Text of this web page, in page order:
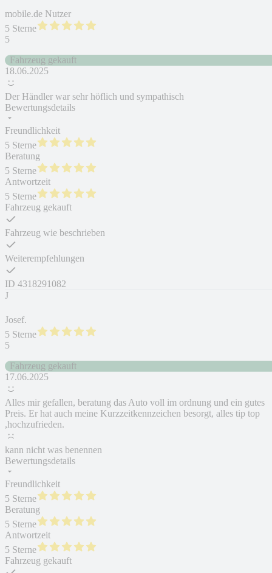
mobile.de Nutzer
5 Sterne
5
Fahrzeug gekauft
18.06.2025
Der Händler war sehr höflich und sympathisch
Bewertungsdetails
Freundlichkeit
5 Sterne
Beratung
5 Sterne
Antwortzeit
5 Sterne
Fahrzeug gekauft
Fahrzeug wie beschrieben
Weiterempfehlungen
ID 4318291082
J
Josef.
5 Sterne
5
Fahrzeug gekauft
17.06.2025
Alles mir gefallen, beratung das Auto voll im ordnung und ein gutes
Preis. Er hat auch meine Kurzzeitkennzeichen besorgt, alles tip top
,hochzufrieden.
kann nicht was benennen
Bewertungsdetails
Freundlichkeit
5 Sterne
Beratung
5 Sterne
Antwortzeit
5 Sterne
Fahrzeug gekauft